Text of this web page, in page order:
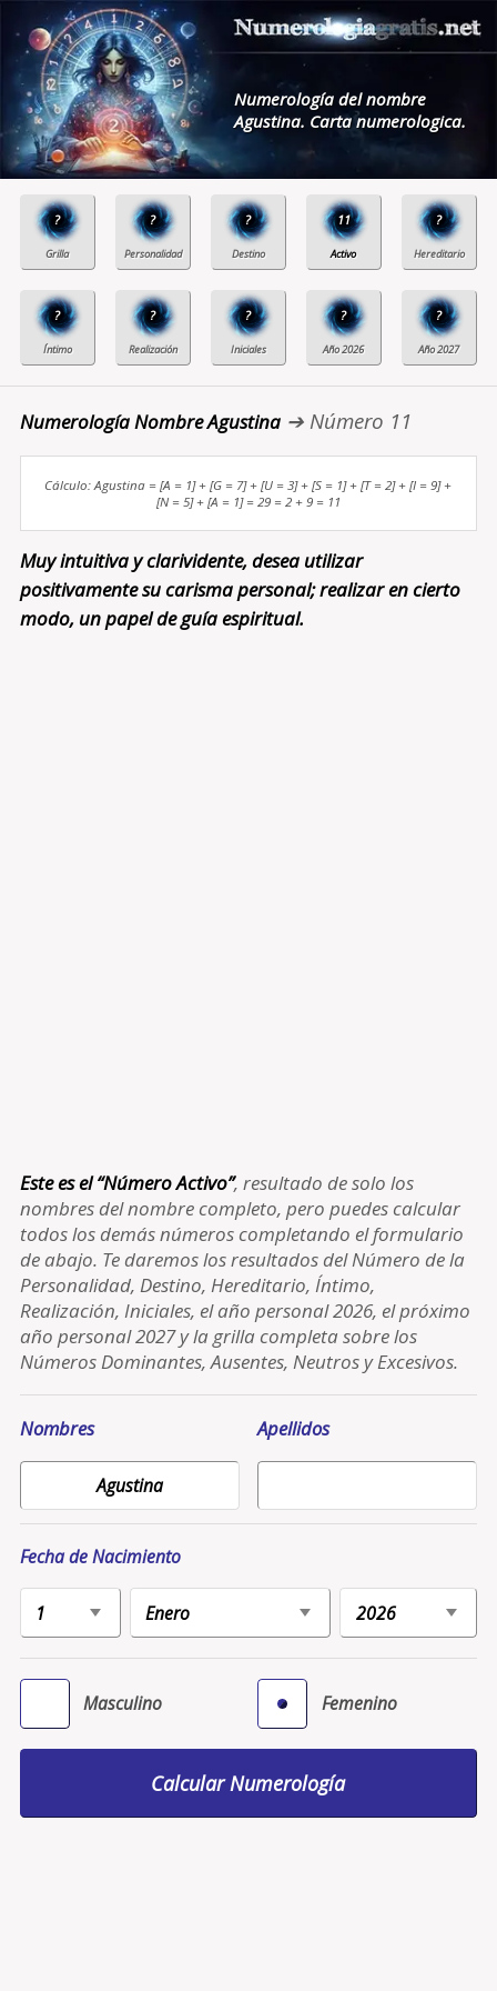
Numerología del nombre
Agustina. Carta numerologica.
? ? ? 11 ?
? ? ? ? ?
Numerología Nombre Agustina➔ Número 11
Cálculo: Agustina = [A = 1] + [G = 7] + [U = 3] + [S = 1] + [T = 2] + [I = 9] +
[N = 5] + [A = 1] = 29 = 2 + 9 = 11
Muy intuitiva y clarividente, desea utilizar
positivamente su carisma personal; realizar en cierto
modo, un papel de guía espiritual.
Este es el “Número Activo”, resultado de solo los
nombres del nombre completo, pero puedes calcular
todos los demás números completando el formulario
de abajo. Te daremos los resultados del Número de la
Personalidad, Destino, Hereditario, Íntimo,
Realización, Iniciales, el año personal 2026, el próximo
año personal 2027 y la grilla completa sobre los
Números Dominantes, Ausentes, Neutros y Excesivos.
Nombres Apellidos
Fecha de Nacimiento
Masculino Femenino